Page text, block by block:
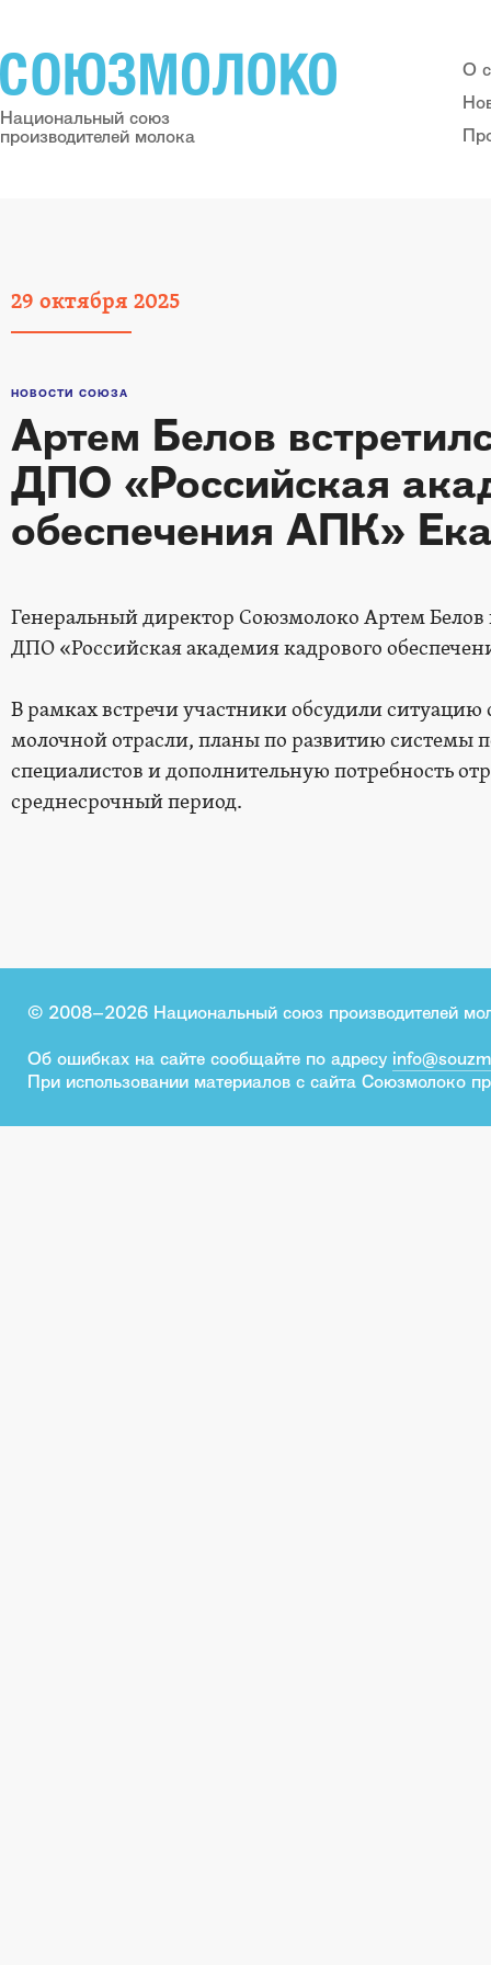
Национальный союз
производителей молока
О
29 октября 2025
НОВОСТИ СОЮЗА
Артем Белов
ДПО «Российская
обеспечения АПК»
Генеральный директор Союзмолоко Артем Белов
ДПО «Российская академия кадрового
В рамках встречи участники обсудили ситуацию
молочной отрасли, планы по развитию системы
специалистов и дополнительную потребность
среднесрочный период.
© 2008–2026 Национальный союз производителей
Об ошибках на сайте сообщайте по адресу
При использовании материалов с сайта Союзмолоко